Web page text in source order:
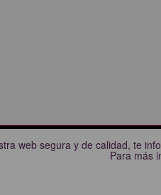
web segura y de calidad, te
Para más
OTRAS CIUDADES